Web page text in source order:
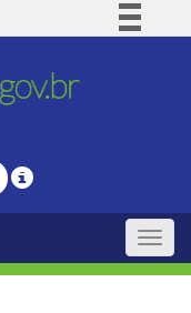
Comunica BR
Legislação
Toggle